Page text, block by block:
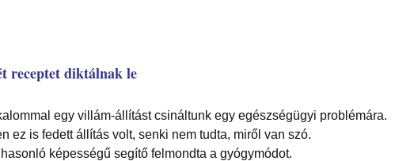
receptet diktálnak le
egy villám-állítást csináltunk egy egészségügyi problémára.
ez is fedett állítás volt, senki nem tudta, miről van szó.
képességű segítő felmondta a gyógymódot.